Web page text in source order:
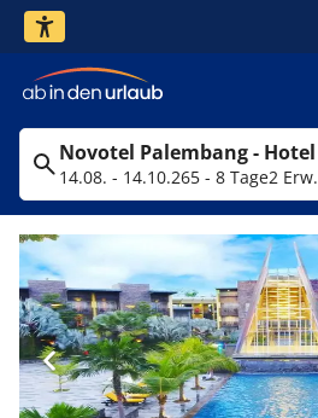
14.08. - 14.10.265 - 8 Tage2 Erw.